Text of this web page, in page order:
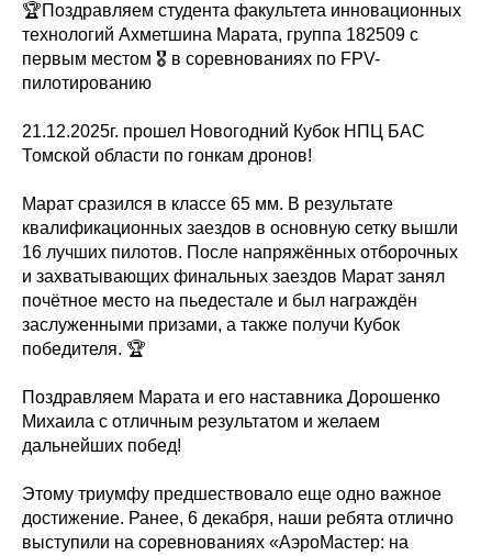
🏆Поздравляем студента факультета инновационных
технологий Ахметшина Марата, группа 182509 с
первым местом 🎖 в соревнованиях по FPV-
пилотированию
21.12.2025г. прошел Новогодний Кубок НПЦ БАС
Томской области по гонкам дронов!
Марат сразился в классе 65 мм. В результате
квалификационных заездов в основную сетку вышли
16 лучших пилотов. После напряжённых отборочных
и захватывающих финальных заездов Марат занял
почётное место на пьедестале и был награждён
заслуженными призами, а также получи Кубок
победителя. 🏆
Поздравляем Марата и его наставника Дорошенко
Михаила с отличным результатом и желаем
дальнейших побед!
Этому триумфу предшествовало еще одно важное
достижение. Ранее, 6 декабря, наши ребята отлично
выступили на соревнованиях «АэроМастер: на